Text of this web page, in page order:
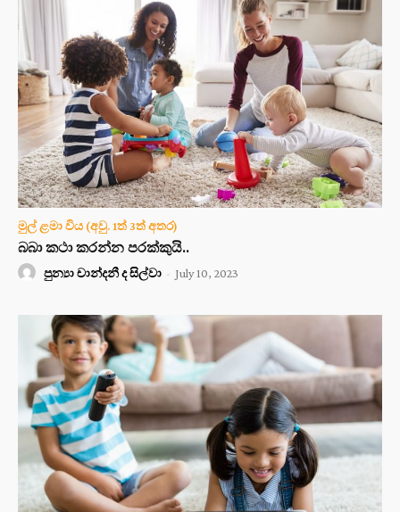
මුල් ළමා විය (අවු. 1ත් 3ත් අතර)
බබා කථා කරන්න පරක්කුයි..
පුන්‍යා චාන්දනී ද සිල්වා - July 10, 2023